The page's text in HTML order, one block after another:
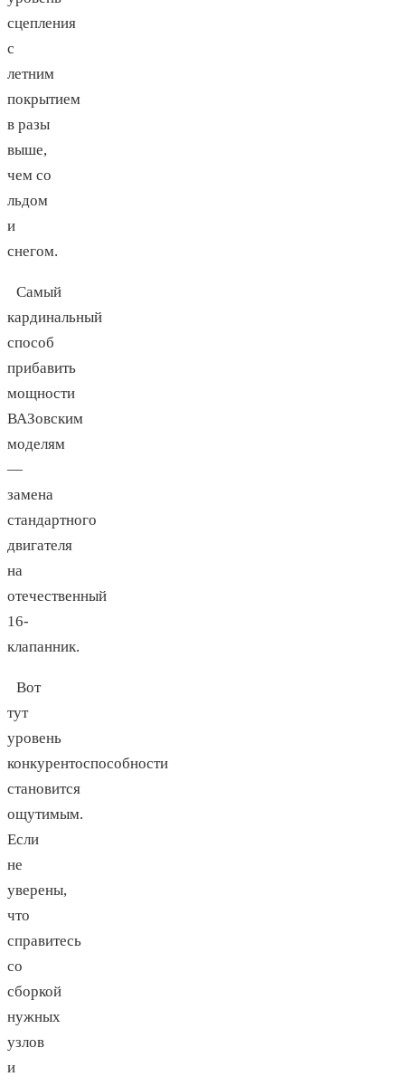
сцепления
с
летним
покрытием
в разы
выше,
чем со
льдом
и
снегом.
Самый
кардинальный
способ
прибавить
мощности
ВАЗовским
моделям
—
замена
стандартного
двигателя
на
отечественный
16-
клапанник.
Вот
тут
уровень
конкурентоспособности
становится
ощутимым.
Если
не
уверены,
что
справитесь
со
сборкой
нужных
узлов
и